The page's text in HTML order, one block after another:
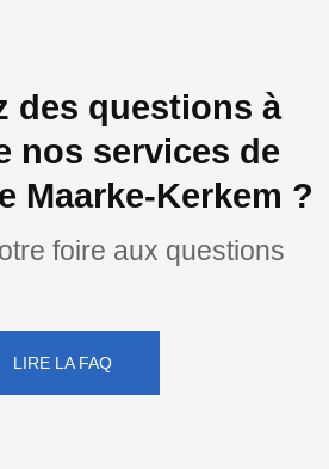
des questions à
nos services de
Maarke-Kerkem ?
foire aux questions
LIRE LA FAQ